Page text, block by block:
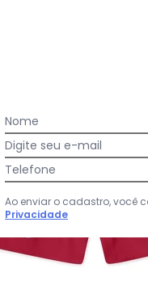
Nome
Digite seu e-mail
Telefone
Ao enviar o cadastro, você
Privacidade